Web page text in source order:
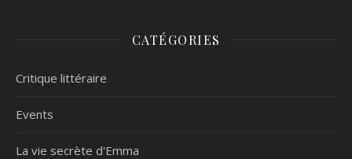
CATÉGORIES
Critique littéraire
Events
La vie secrète d'Emma